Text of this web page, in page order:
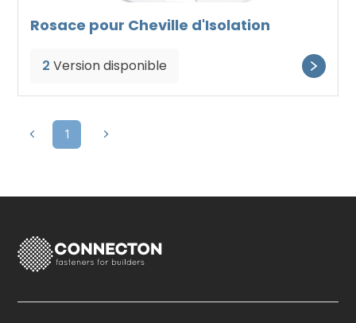
Rosace pour Cheville d'Isolation
2 Version disponible
1